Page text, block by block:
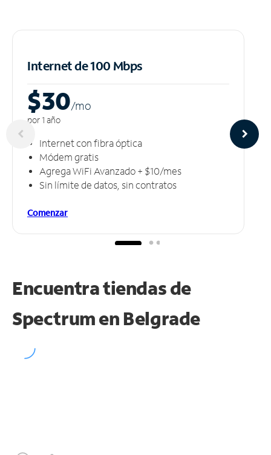
Internet de 100 Mbps
$30/mo
por 1 año
Internet con fibra óptica
Módem gratis
Agrega WiFi Avanzado + $10/mes
Sin límite de datos, sin contratos
Comenzar
Encuentra tiendas de
Spectrum en Belgrade